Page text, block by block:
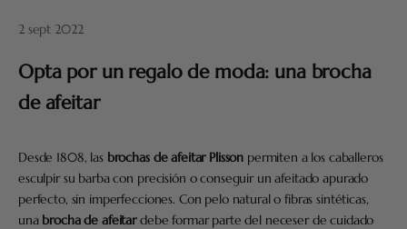
2 sept 2022
Opta por un regalo de moda: una brocha
de afeitar
Desde 1808, las brochas de afeitar Plisson permiten a los caballeros
esculpir su barba con precisión o conseguir un afeitado apurado
perfecto, sin imperfecciones. Con pelo natural o fibras sintéticas,
una brocha de afeitardebe formar parte del neceser de cuidado